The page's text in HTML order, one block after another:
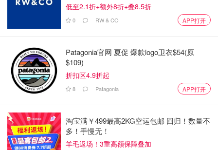
学产品（控制器、椅子、防蓝光眼镜），个性化的控制台、
在因新冠疫情关闭后，有了更多在家/住处工作的远程工作
者和数字游民。他们中的大部分人都对办公环境和质量有较
高的追求。
家居办公室装饰品等等
低至2.1折+额外8折+叠8.5折
0 RW & CO APP打开
Patagonia官网 夏促 爆款logo卫衣$54(原
$109)
折扣区4.9折起
8 Patagonia APP打开
淘宝满￥499最高2KG空运包邮 回归！数量不
多！手慢无！
羊毛返场！3重高额保障叠加